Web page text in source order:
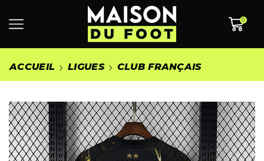
0
ACCUEIL LIGUES CLUB FRANÇAIS